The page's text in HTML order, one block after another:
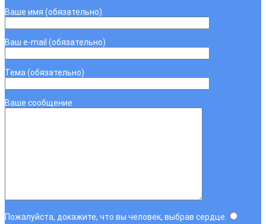
Ваше имя (обязательно)
Ваш e-mail (обязательно)
Тема (обязательно)
Ваше сообщение
Пожалуйста, докажите, что вы человек, выбрав сердце